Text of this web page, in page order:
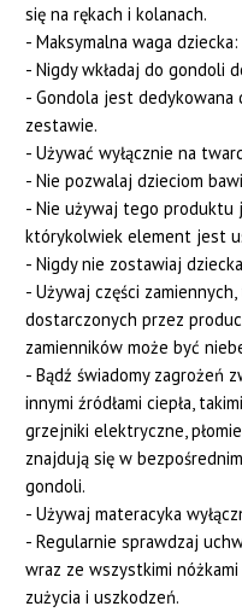
się na rękach i kolanach.
- Maksymalna waga dziecka:
- Nigdy wkładaj do gondoli
- Gondola jest dedykowana
zestawie.
- Używać wyłącznie na
- Nie pozwalaj dzieciom
- Nie używaj tego produktu
którykolwiek element jest
- Nigdy nie zostawiaj
- Używaj części
dostarczonych przez
zamienników może być
- Bądź świadomy zagrożeń
innymi źródłami ciepła,
grzejniki elektryczne,
znajdują się w
gondoli.
- Używaj materacyka
- Regularnie sprawdzaj
wraz ze wszystkimi
zużycia i uszkodzeń.